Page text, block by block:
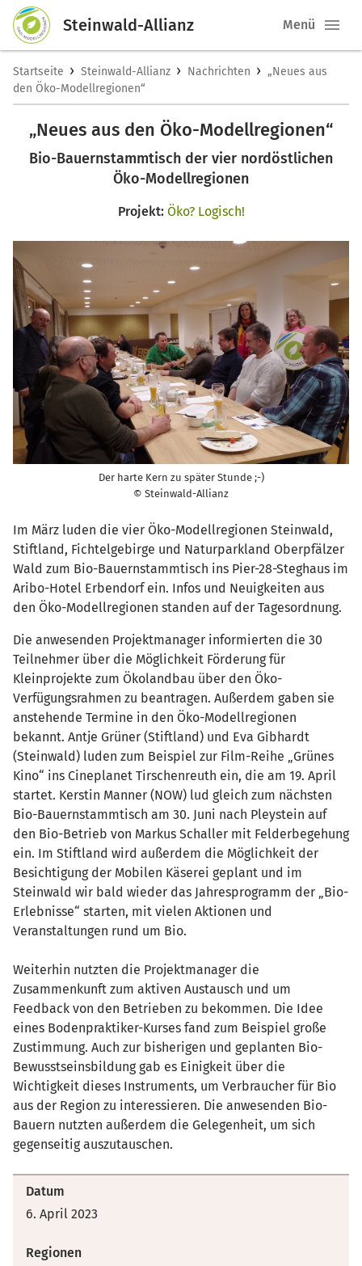
Steinwald-Allianz Menü
Startseite › Steinwald-Allianz › Nachrichten › „Neues aus
den Öko-Modellregionen“
„Neues aus den Öko-Modellregionen“
Bio-Bauernstammtisch der vier nordöstlichen
Öko-Modellregionen
Projekt: Öko? Logisch!
Der harte Kern zu später Stunde ;-)
© Steinwald-Allianz
Im März luden die vier Öko-Modellregionen Steinwald,
Stiftland, Fichtelgebirge und Naturparkland Oberpfälzer
Wald zum Bio-Bauernstammtisch ins Pier-28-Steghaus im
Aribo-Hotel Erbendorf ein. Infos und Neuigkeiten aus
den Öko-Modellregionen standen auf der Tagesordnung.
Die anwesenden Projektmanager informierten die 30
Teilnehmer über die Möglichkeit Förderung für
Kleinprojekte zum Ökolandbau über den Öko-
Verfügungsrahmen zu beantragen. Außerdem gaben sie
anstehende Termine in den Öko-Modellregionen
bekannt. Antje Grüner (Stiftland) und Eva Gibhardt
(Steinwald) luden zum Beispiel zur Film-Reihe „Grünes
Kino“ ins Cineplanet Tirschenreuth ein, die am 19. April
startet. Kerstin Manner (NOW) lud gleich zum nächsten
Bio-Bauernstammtisch am 30. Juni nach Pleystein auf
den Bio-Betrieb von Markus Schaller mit Felderbegehung
ein. Im Stiftland wird außerdem die Möglichkeit der
Besichtigung der Mobilen Käserei geplant und im
Steinwald wir bald wieder das Jahresprogramm der „Bio-
Erlebnisse“ starten, mit vielen Aktionen und
Veranstaltungen rund um Bio.
Weiterhin nutzten die Projektmanager die
Zusammenkunft zum aktiven Austausch und um
Feedback von den Betrieben zu bekommen. Die Idee
eines Bodenpraktiker-Kurses fand zum Beispiel große
Zustimmung. Auch zur bisherigen und geplanten Bio-
Bewusstseinsbildung gab es Einigkeit über die
Wichtigkeit dieses Instruments, um Verbraucher für Bio
aus der Region zu interessieren. Die anwesenden Bio-
Bauern nutzten außerdem die Gelegenheit, um sich
gegenseitig auszutauschen.
Datum
6. April 2023
Regionen